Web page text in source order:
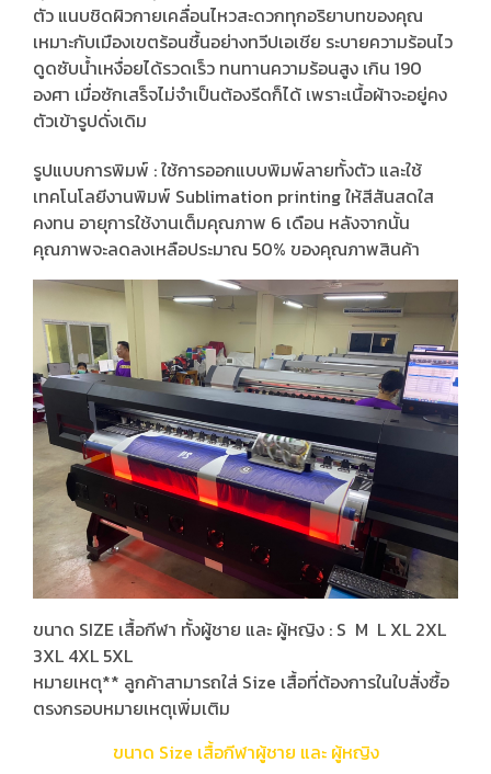
ตัว แนบชิดผิวกายเคลื่อนไหวสะดวกทุกอริยาบทของคุณ
เหมาะกับเมืองเขตร้อนชื้นอย่างทวีปเอเชีย ระบายความร้อนไว
ดูดซับน้ำเหงื่อยได้รวดเร็ว ทนทานความร้อนสูง เกิน 190
องศา เมื่อซักเสร็จไม่จำเป็นต้องรีดก็ได้ เพราะเนื้อผ้าจะอยู่คง
ตัวเข้ารูปดั่งเดิม
รูปแบบการพิมพ์ : ใช้การออกแบบพิมพ์ลายทั้งตัว และใช้
เทคโนโลยีงานพิมพ์ Sublimation printing ให้สีสันสดใส
คงทน อายุการใช้งานเต็มคุณภาพ 6 เดือน หลังจากนั้น
คุณภาพจะลดลงเหลือประมาณ 50% ของคุณภาพสินค้า
ขนาด SIZE เสื้อกีฬา ทั้งผู้ชาย และ ผู้หญิง : S M L XL 2XL
3XL 4XL 5XL
หมายเหตุ** ลูกค้าสามารถใส่ Size เสื้อที่ต้องการในใบสั่งซื้อ
ตรงกรอบหมายเหตุเพิ่มเติม
ขนาด Size เสื้อกีฬาผู้ชาย และ ผู้หญิง